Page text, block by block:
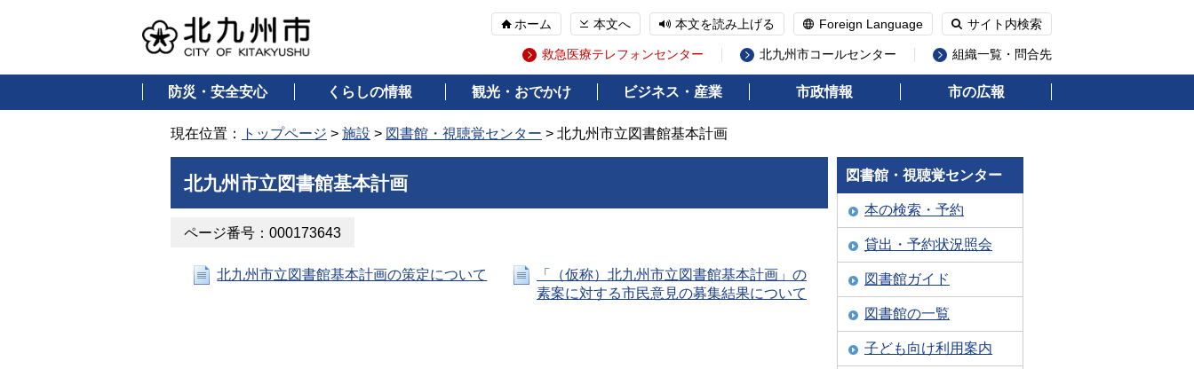
ホーム 本文へ 本文を読み上げる Foreign Language サイト内検索
救急医療テレフォンセンター 北九州市コールセンター 組織一覧・問合先
防災・安全安心 くらしの情報 観光・おでかけ ビジネス・産業 市政情報 市の広報
現在位置： トップページ > 施設 > 図書館・視聴覚センター > 北九州市立図書館基本計画
北九州市立図書館基本計画
ページ番号：000173643
北九州市立図書館基本計画の策定について
「（仮称）北九州市立図書館基本計画」の
素案に対する市民意見の募集結果について
図書館・視聴覚センター
本の検索・予約
貸出・予約状況照会
図書館ガイド
図書館の一覧
子ども向け利用案内